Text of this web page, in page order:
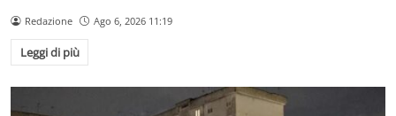
Redazione Ago 6, 2026 11:19
Leggi di più